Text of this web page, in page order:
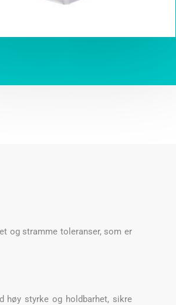
og stramme toleranser, som er
høy styrke og holdbarhet, sikre